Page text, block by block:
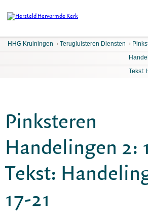
HHG Kruiningen › Terugluisteren Diensten ›
Tekst:
Pinksteren
Handelingen 2:
Tekst:
17-21